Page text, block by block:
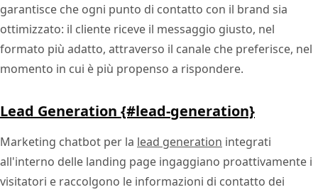
garantisce che ogni punto di contatto con il brand sia
ottimizzato: il cliente riceve il messaggio giusto, nel
formato più adatto, attraverso il canale che preferisce, nel
momento in cui è più propenso a rispondere.
Lead Generation {#lead-generation}
Marketing chatbot per la lead generation integrati
all'interno delle landing page ingaggiano proattivamente i
visitatori e raccolgono le informazioni di contatto dei